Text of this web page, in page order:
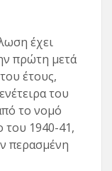
έχει
πρώτη μετά
έτους,
του
το νομό
του 1940-41,
περασμένη